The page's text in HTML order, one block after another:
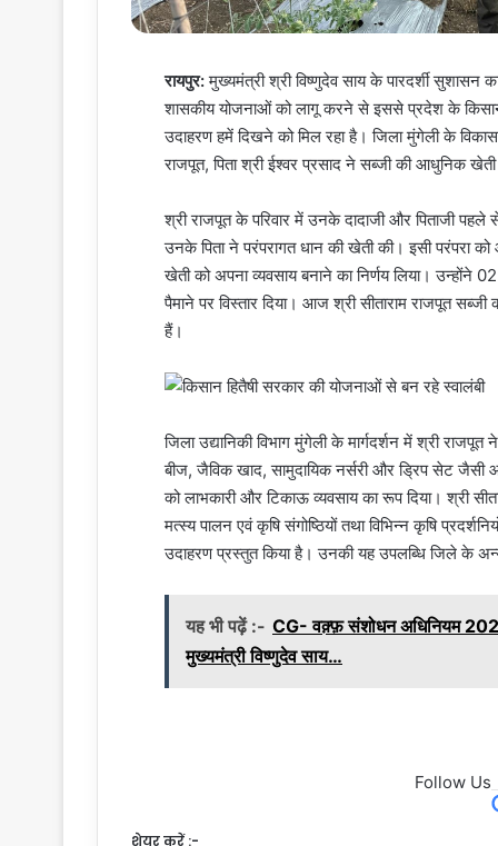
रायपुर:मुख्यमंत्री श्री विष्णुदेव साय के पारदर्शी सुशासन
शासकीय योजनाओं को लागू करने से इससे प्रदेश के
उदाहरण हमें दिखने को मिल रहा है। जिला मुंगेली के
राजपूत, पिता श्री ईश्वर प्रसाद ने सब्जी की आधुनिक
श्री राजपूत के परिवार में उनके दादाजी और पिताजी
उनके पिता ने परंपरागत धान की खेती की। इसी परंपरा
खेती को अपना व्यवसाय बनाने का निर्णय लिया।
पैमाने पर विस्तार दिया। आज श्री सीताराम राजपूत
हैं।
जिला उद्यानिकी विभाग मुंगेली के मार्गदर्शन में श्री
बीज, जैविक खाद, सामुदायिक नर्सरी और ड्रिप सेट जैसी
को लाभकारी और टिकाऊ व्यवसाय का रूप दिया। श्री
मत्स्य पालन एवं कृषि संगोष्ठियों तथा विभिन्न कृषि
उदाहरण प्रस्तुत किया है। उनकी यह उपलब्धि जिले के
यह भी पढ़ें :- CG- वक़्फ़ संशोधन अधिनियम
मुख्यमंत्री विष्णुदेव साय…
Follow Us
शेयर करें :-